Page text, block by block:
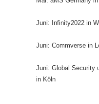
Juni: Infinity2022 in
Juni: Commverse in
Juni: Global Security
in Köln